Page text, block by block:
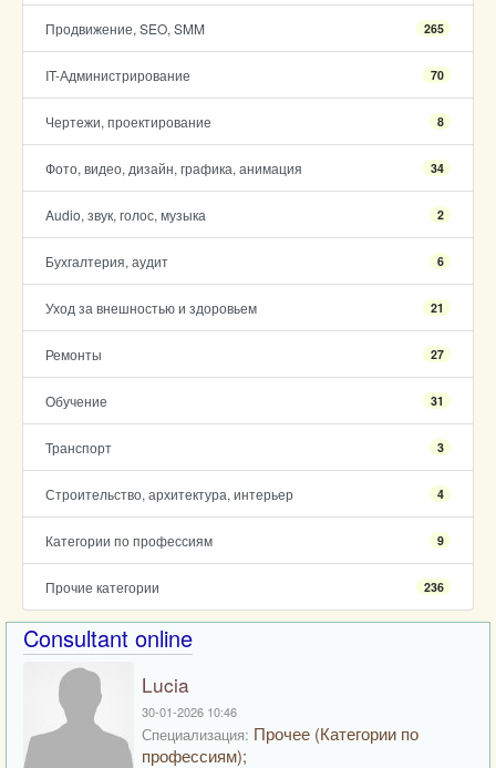
Продвижение, SEO, SMM 265
IT-Администрирование 70
Чертежи, проектирование 8
Фото, видео, дизайн, графика, анимация 34
Audio, звук, голос, музыка 2
Бухгалтерия, аудит 6
Уход за внешностью и здоровьем 21
Ремонты 27
Обучение 31
Транспорт 3
Строительство, архитектура, интерьер 4
Категории по профессиям 9
Прочие категории 236
Consultant online
Lucia
30-01-2026 10:46
Специализация: Прочее (Категории по
профессиям);